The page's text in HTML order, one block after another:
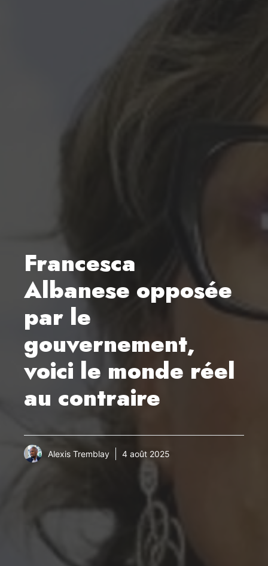
Francesca
Albanese opposée
par le
gouvernement,
voici le monde réel
au contraire
Alexis Tremblay 4 août 2025